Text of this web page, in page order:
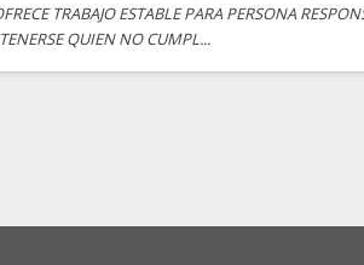
TRABAJO ESTABLE PARA PERSONA
QUIEN NO CUMPL...